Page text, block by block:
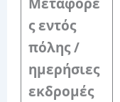
Μεταφορέ
ς εντός
πόλης /
ημερήσιες
εκδρομές